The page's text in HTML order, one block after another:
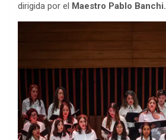
dirigida por el Maestro Pablo Banchi.